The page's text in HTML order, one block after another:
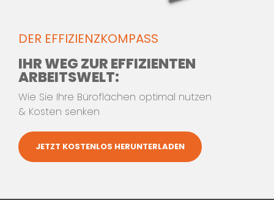
DER EFFIZIENZKOMPASS
IHR WEG ZUR EFFIZIENTEN
ARBEITSWELT:
Wie Sie Ihre Büroflächen optimal nutzen
& Kosten senken
JETZT KOSTENLOS HERUNTERLADEN